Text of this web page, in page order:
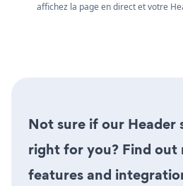
affichez la page en direct et votre
Not sure if our Header
right for you? Find out
features and